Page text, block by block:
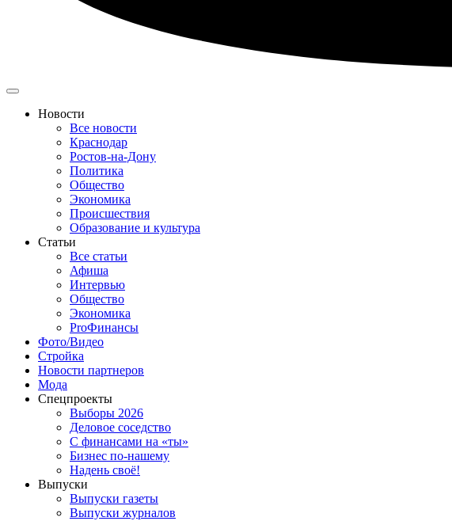
Новости
Все новости
Краснодар
Ростов-на-Дону
Политика
Общество
Экономика
Происшествия
Образование и культура
Статьи
Все статьи
Афиша
Интервью
Общество
Экономика
ProФинансы
Фото/Видео
Стройка
Новости партнеров
Мода
Спецпроекты
Выборы 2026
Деловое соседство
С финансами на «ты»
Бизнес по-нашему
Надень своё!
Выпуски
Выпуски газеты
Выпуски журналов